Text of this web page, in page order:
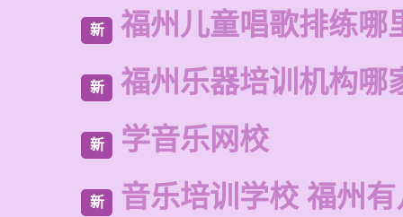
新 福州儿童唱歌排练哪
新 福州乐器培训机构哪
新 学音乐网校
新 音乐培训学校 福州